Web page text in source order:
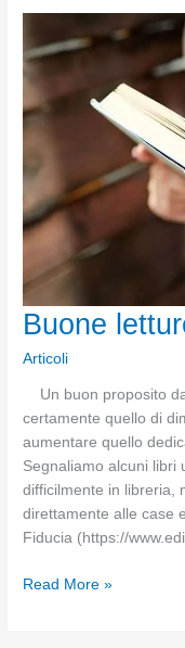
filtri
Le
sue
parole,
i
atti,
il
suo
Buone
Articoli
Un buon proposito
certamente quello di
aumentare quello
Segnaliamo alcuni libri
difficilmente in libreria,
direttamente alle case
Fiducia (https://
Buone
Read More »